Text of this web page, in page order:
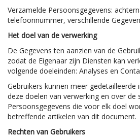
Verzamelde Persoonsgegevens:
telefoonnummer, verschillende
Het doel van de verwerking
De Gegevens ten aanzien van de
zodat de Eigenaar zijn Diensten kan
volgende doeleinden: Analyses en
Gebruikers kunnen meer
deze doelen van verwerking en over de
Persoonsgegevens die voor elk doel
betreffende artikelen van dit document.
Rechten van Gebruikers